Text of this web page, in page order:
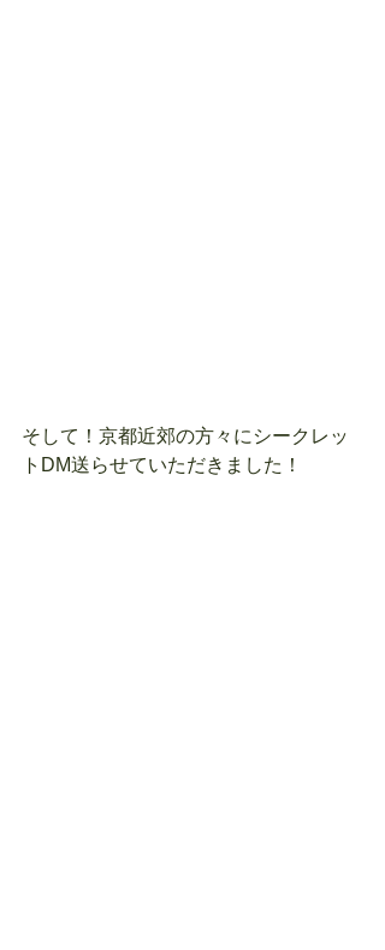
そして！京都近郊の方々に シークレッ
トDM送らせていただきました！